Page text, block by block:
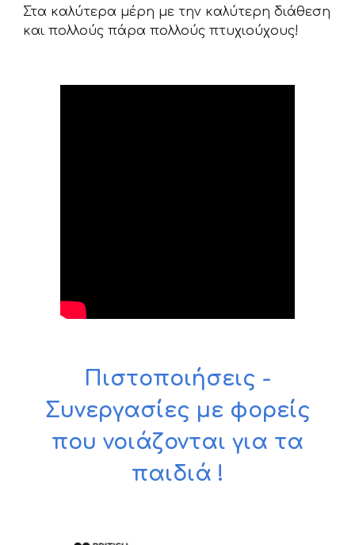
Στα καλύτερα μέρη με την καλύτερη διάθεση
και πολλούς πάρα πολλούς πτυχιούχους!
Πιστοποιήσεις -
Συνεργασίες με φορείς
που νοιάζονται για τα
παιδιά !